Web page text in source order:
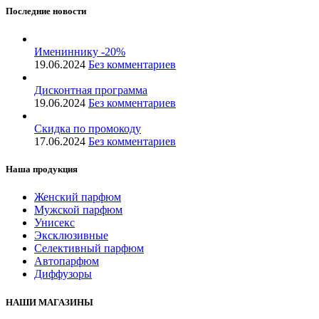
Последние новости
Имениннику -20%
19.06.2024 Без комментариев
Дисконтная программа
19.06.2024 Без комментариев
Скидка по промокоду
17.06.2024 Без комментариев
Наша продукция
Женский парфюм
Мужской парфюм
Унисекс
Эксклюзивные
Селективный парфюм
Автопарфюм
Диффузоры
НАШИ МАГАЗИНЫ